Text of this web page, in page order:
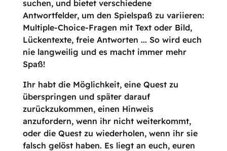
suchen, und bietet verschiedene
Antwortfelder, um den Spielspaß zu variieren:
Multiple-Choice-Fragen mit Text oder Bild,
Lückentexte, freie Antworten ... So wird euch
nie langweilig und es macht immer mehr
Spaß!
Ihr habt die Möglichkeit, eine Quest zu
überspringen und später darauf
zurückzukommen, einen Hinweis
anzufordern, wenn ihr nicht weiterkommt,
oder die Quest zu wiederholen, wenn ihr sie
falsch gelöst haben. Es liegt an euch, euren